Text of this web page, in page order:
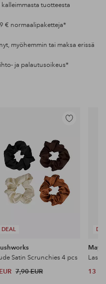
tuotteesta
€ normaalipaketteja*
myöhemmin tai maksa erissä
ja palautusoikeus*
DEAL
Lisää
Satin Scrunchies 4 pcs
7,90 EUR 13